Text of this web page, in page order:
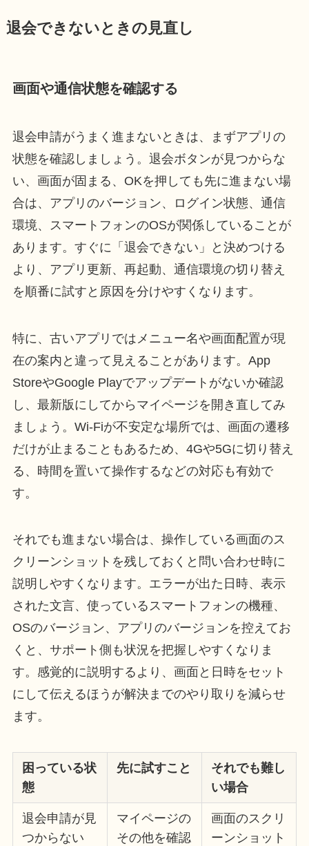
退会できないときの見直し
画面や通信状態を確認する
退会申請がうまく進まないときは、まずアプリの
状態を確認しましょう。退会ボタンが見つからな
い、画面が固まる、OKを押しても先に進まない場
合は、アプリのバージョン、ログイン状態、通信
環境、スマートフォンのOSが関係していることが
あります。すぐに「退会できない」と決めつける
より、アプリ更新、再起動、通信環境の切り替え
を順番に試すと原因を分けやすくなります。
特に、古いアプリではメニュー名や画面配置が現
在の案内と違って見えることがあります。App
StoreやGoogle Playでアップデートがないか確認
し、最新版にしてからマイページを開き直してみ
ましょう。Wi-Fiが不安定な場所では、画面の遷移
だけが止まることもあるため、4Gや5Gに切り替え
る、時間を置いて操作するなどの対応も有効で
す。
それでも進まない場合は、操作している画面のス
クリーンショットを残しておくと問い合わせ時に
説明しやすくなります。エラーが出た日時、表示
された文言、使っているスマートフォンの機種、
OSのバージョン、アプリのバージョンを控えてお
くと、サポート側も状況を把握しやすくなりま
す。感覚的に説明するより、画面と日時をセット
にして伝えるほうが解決までのやり取りを減らせ
ます。
困っている状
態
先に試すこと
それでも難し
い場合
退会申請が見
つからない
マイページの
その他を確認
画面のスクリ
ーンショット